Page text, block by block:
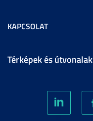
KAPCSOLAT
Térképek és útvonalak